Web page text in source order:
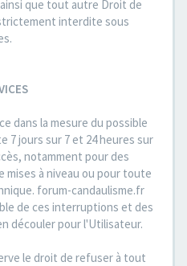
que tout autre Droit de
interdite sous
dans la mesure du possible
7 jours sur 7 et 24 heures sur
notamment pour des
mises à niveau ou pour toute
forum-candaulisme.fr
de ces interruptions et des
découler pour l'Utilisateur.
le droit de refuser à tout